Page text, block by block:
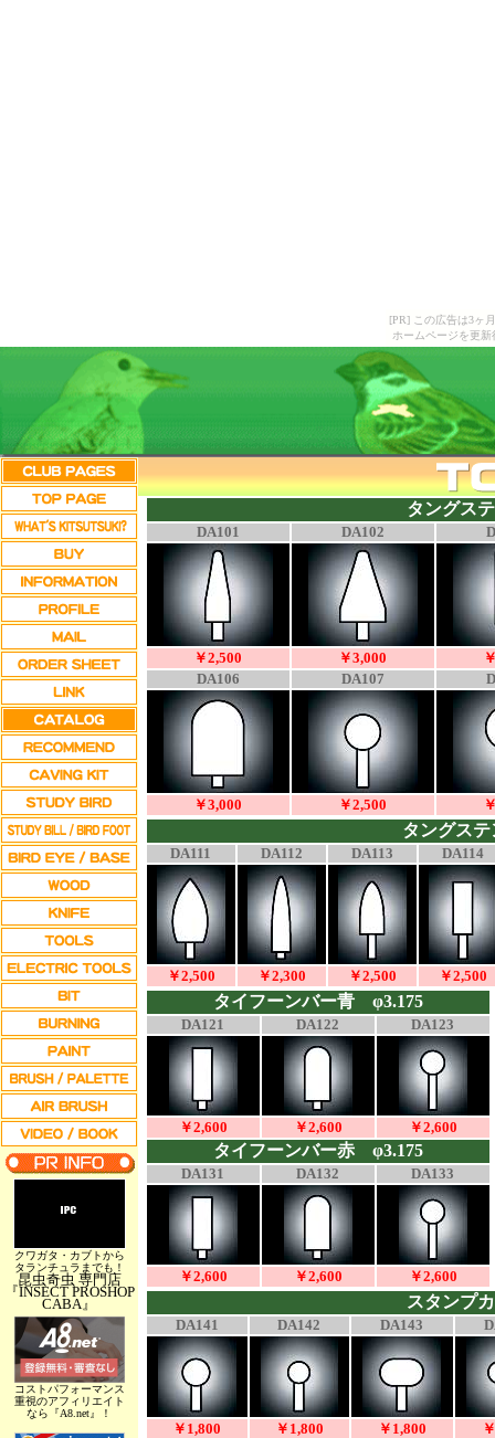
[PR] この広告は3ヶ
ホームページを更
クワガタ・カブトから
タランチュラまでも！
昆虫奇虫 専門店
『INSECT PROSHOP
CABA』
コストパフォーマンス
重視のアフィリエイト
なら『A8.net』！
タングス
DA101 DA102
￥2,500 ￥3,000
DA106
DA107
￥3,000 ￥2,500
タングス
DA111 DA112 DA113 DA114
￥2,500 ￥2,300 ￥2,500 ￥2,500
タイフーンバー青 φ3.175
DA121 DA122 DA123
￥2,600 ￥2,600 ￥2,600
タイフーンバー赤 φ3.175
DA131 DA132 DA133
￥2,600 ￥2,600 ￥2,600
スタンプ
DA141 DA142 DA143
￥1,800 ￥1,800 ￥1,800